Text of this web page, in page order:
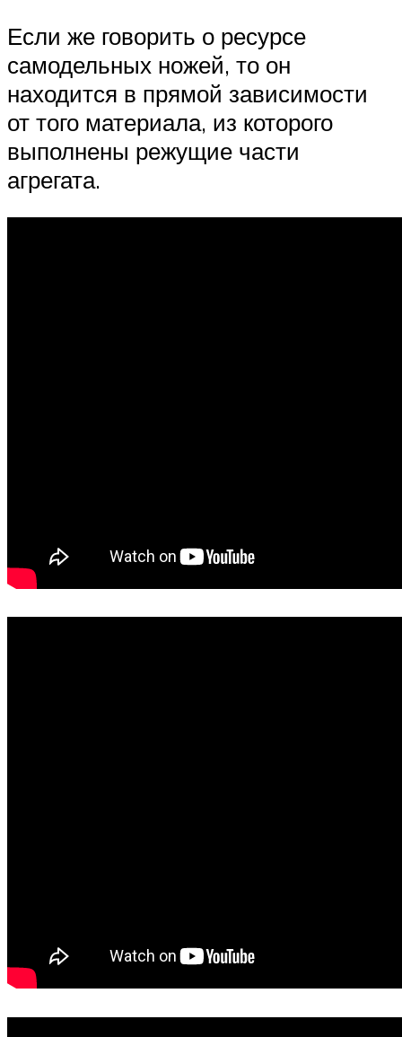
Если же говорить о ресурсе
самодельных ножей, то он
находится в прямой зависимости
от того материала, из которого
выполнены режущие части
агрегата.